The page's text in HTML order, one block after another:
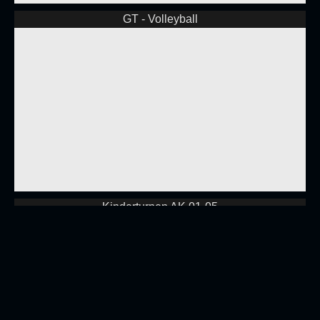
GT - Volleyball
Kinderturnen AK 01-05